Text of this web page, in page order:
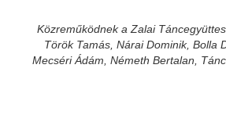
Közreműködnek a Zalai
Török Tamás, Nárai Dominik, Bolla
Mecséri Ádám, Németh Bertalan,